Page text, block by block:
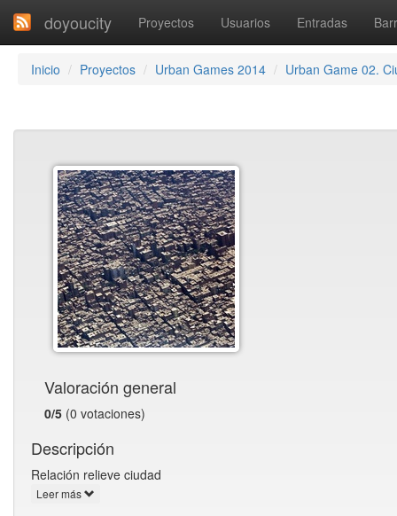
doyoucity Proyectos Usuarios Entradas
Inicio Proyectos Urban Games 2014 Urban Game 02.
Valoración general
0/5 (0 votaciones)
Descripción
Relación relieve ciudad
Leer más